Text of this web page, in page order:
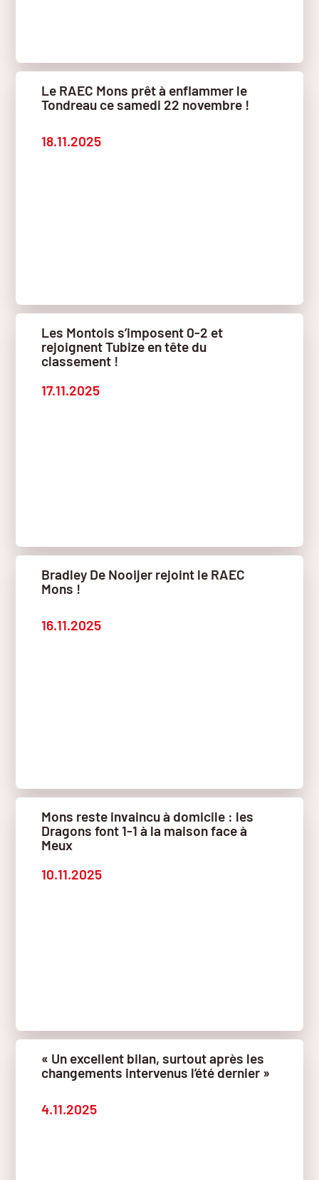
Le RAEC Mons prêt à enflammer le
Tondreau ce samedi 22 novembre !
18.11.2025
Les Montois s’imposent 0-2 et
rejoignent Tubize en tête du
classement !
17.11.2025
Bradley De Nooijer rejoint le RAEC
Mons !
16.11.2025
Mons reste invaincu à domicile : les
Dragons font 1-1 à la maison face à
Meux
10.11.2025
« Un excellent bilan, surtout après les
changements intervenus l’été dernier »
4.11.2025